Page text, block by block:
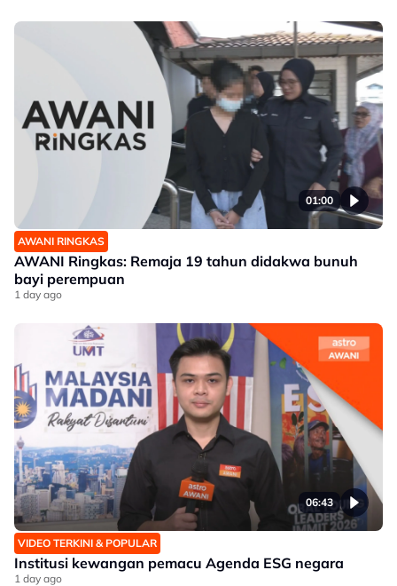
01:00
AWANI RINGKAS
AWANI Ringkas: Remaja 19 tahun didakwa bunuh
bayi perempuan
1 day ago
06:43
VIDEO TERKINI & POPULAR
Institusi kewangan pemacu Agenda ESG negara
1 day ago